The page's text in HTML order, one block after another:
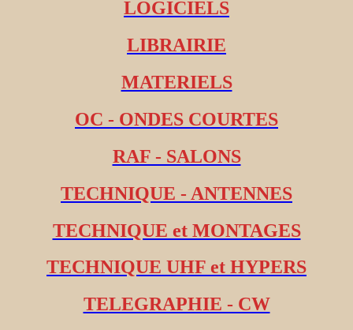
LOGICIELS
LIBRAIRIE
MATERIELS
OC - ONDES COURTES
RAF - SALONS
TECHNIQUE - ANTENNES
TECHNIQUE et MONTAGES
TECHNIQUE UHF et HYPERS
TELEGRAPHIE - CW